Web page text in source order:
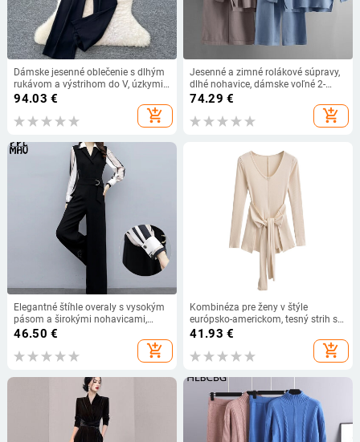
Dámske jesenné oblečenie s dlhým
rukávom a výstrihom do V, úzkymi
šerpami a patchworkovým
94.03 €
add_shopping_cart
Jesenné a zimné rolákové súpravy,
dlhé nohavice, dámske voľné 2-
dielne pletené nohavice, dámske
pulóvre a nohavice so širokými
nohavicami
74.29 €
add_shopping_cart
Elegantné štíhle overaly s vysokým
pásom a širokými nohavicami,
dámske kórejské módne dlhé
rukávy, falošné dvojdielne súpravy,
kancelárske dámske jednodielne
46.50 €
add_shopping_cart
Kombinéza pre ženy v štýle
európsko-americkom, tesný strih s
pásom, materiál z organickej
bavlna, <30% elastan).
41.93 €
add_shopping_cart